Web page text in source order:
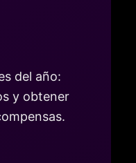
del año:
y obtener